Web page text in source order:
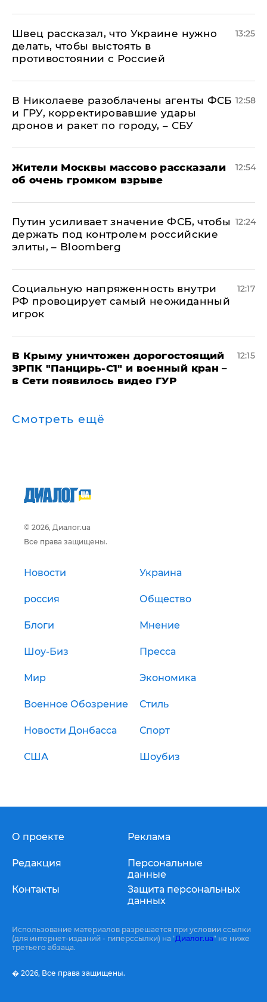
Швец рассказал, что Украине нужно
делать, чтобы выстоять в
противостоянии с Россией
13:25
В Николаеве разоблачены агенты ФСБ
и ГРУ, корректировавшие удары
дронов и ракет по городу, – СБУ
12:58
Жители Москвы массово рассказали
об очень громком взрыве
12:54
Путин усиливает значение ФСБ, чтобы
держать под контролем российские
элиты, – Bloomberg
12:24
Социальную напряженность внутри
РФ провоцирует самый неожиданный
игрок
12:17
В Крыму уничтожен дорогостоящий
ЗРПК "Панцирь-С1" и военный кран –
в Сети появилось видео ГУР
12:15
Смотреть ещё
© 2026, Диалог.ua
Все права защищены.
Новости Украина
россия Общество
Блоги Мнение
Шоу-Биз Пресса
Мир Экономика
Военное Обозрение Стиль
Новости Донбасса Спорт
США Шоубиз
О проекте
Редакция
Контакты
Реклама
Персональные
данные
Защита персональных
данных
Использование материалов разрешается при условии ссылки
(для интернет-изданий - гиперссылки) на "Диалог.ua" не ниже
третьего абзаца.
� 2026, Все права защищены.